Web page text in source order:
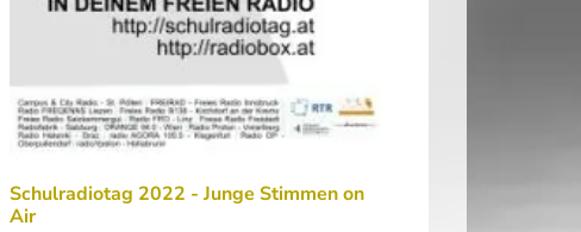
Schulradiotag 2022 - Junge Stimmen on
Air